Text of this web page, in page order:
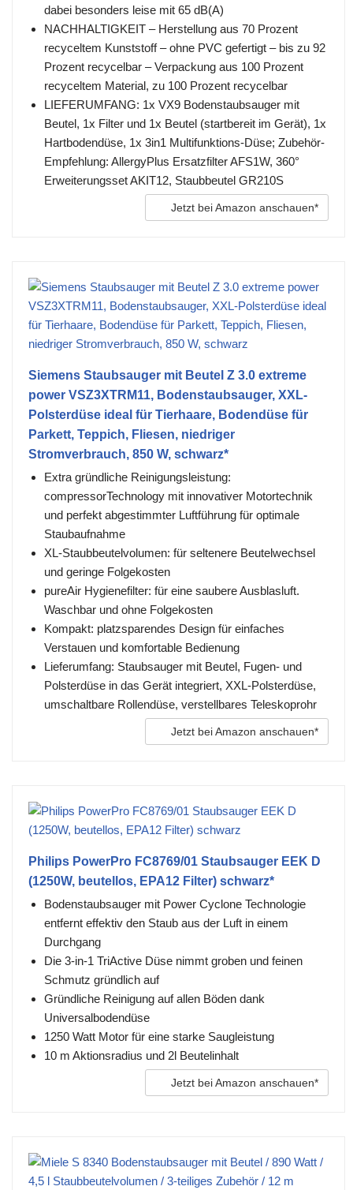
dabei besonders leise mit 65 dB(A)
NACHHALTIGKEIT – Herstellung aus 70 Prozent
recyceltem Kunststoff – ohne PVC gefertigt – bis zu 92
Prozent recycelbar – Verpackung aus 100 Prozent
recyceltem Material, zu 100 Prozent recycelbar
LIEFERUMFANG: 1x VX9 Bodenstaubsauger mit
Beutel, 1x Filter und 1x Beutel (startbereit im Gerät), 1x
Hartbodendüse, 1x 3in1 Multifunktions-Düse; Zubehör-
Empfehlung: AllergyPlus Ersatzfilter AFS1W, 360°
Erweiterungsset AKIT12, Staubbeutel GR210S
Jetzt bei Amazon anschauen*
Siemens Staubsauger mit Beutel Z 3.0 extreme
power VSZ3XTRM11, Bodenstaubsauger, XXL-
Polsterdüse ideal für Tierhaare, Bodendüse für
Parkett, Teppich, Fliesen, niedriger
Stromverbrauch, 850 W, schwarz*
Extra gründliche Reinigungsleistung:
compressorTechnology mit innovativer Motortechnik
und perfekt abgestimmter Luftführung für optimale
Staubaufnahme
XL-Staubbeutelvolumen: für seltenere Beutelwechsel
und geringe Folgekosten
pureAir Hygienefilter: für eine saubere Ausblasluft.
Waschbar und ohne Folgekosten
Kompakt: platzsparendes Design für einfaches
Verstauen und komfortable Bedienung
Lieferumfang: Staubsauger mit Beutel, Fugen- und
Polsterdüse in das Gerät integriert, XXL-Polsterdüse,
umschaltbare Rollendüse, verstellbares Teleskoprohr
Jetzt bei Amazon anschauen*
Philips PowerPro FC8769/01 Staubsauger EEK D
(1250W, beutellos, EPA12 Filter) schwarz*
Bodenstaubsauger mit Power Cyclone Technologie
entfernt effektiv den Staub aus der Luft in einem
Durchgang
Die 3-in-1 TriActive Düse nimmt groben und feinen
Schmutz gründlich auf
Gründliche Reinigung auf allen Böden dank
Universalbodendüse
1250 Watt Motor für eine starke Saugleistung
10 m Aktionsradius und 2l Beutelinhalt
Jetzt bei Amazon anschauen*